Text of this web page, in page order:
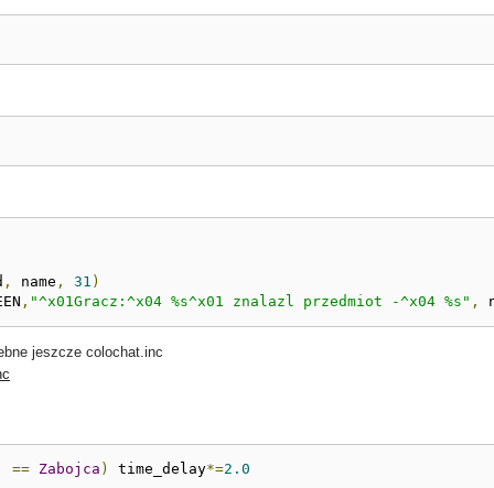
, name , 31 )
, "^x01Gracz:^x04 %s^x01 znalazl przedmiot -^x04 %s" ,
jeszcze colochat.inc
== Zabojca ) time_delay*=2.0